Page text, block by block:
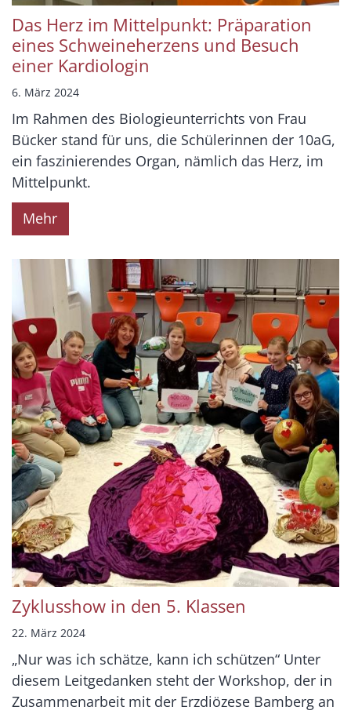
Das Herz im Mittelpunkt: Präparation
eines Schweineherzens und Besuch
einer Kardiologin
6. März 2024
Im Rahmen des Biologieunterrichts von Frau
Bücker stand für uns, die Schülerinnen der 10aG,
ein faszinierendes Organ, nämlich das Herz, im
Mittelpunkt.
Mehr
Zyklusshow in den 5. Klassen
22. März 2024
„Nur was ich schätze, kann ich schützen“ Unter
diesem Leitgedanken steht der Workshop, der in
Zusammenarbeit mit der Erzdiözese Bamberg an